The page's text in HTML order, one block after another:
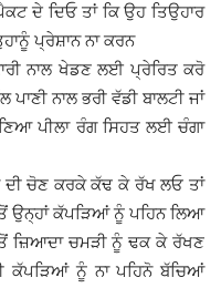
ਦੇ ਦਿਓ ਤਾਂ ਕਿ ਉਹ ਤਿਉਹਾਰ
ਪ੍ਰੇਸ਼ਾਨ ਨਾ ਕਰਨ
ਨਾਲ ਖੇਡਣ ਲਈ ਪ੍ਰੇਰਿਤ ਕਰੋ
ਨਾਲ ਭਰੀ ਵੱਡੀ ਬਾਲਟੀ ਜਾਂ
ਪੀਲਾ ਰੰਗ ਸਿਹਤ ਲਈ ਚੰਗਾ
ਦੀ ਚੋਣ ਕਰਕੇ ਕੱਢ ਕੇ ਰੱਖ ਲਓ ਤਾਂ
ਉਨ੍ਹਾਂ ਕੱਪੜਿਆਂ ਨੂੰ ਪਹਿਨ ਲਿਆ
ਜ਼ਿਆਦਾ ਚਮੜੀ ਨੂੰ ਢਕ ਕੇ ਰੱਖਣ
ਕੱਪੜਿਆਂ ਨੂੰ ਨਾ ਪਹਿਨੋ ਬੱਚਿਆਂ